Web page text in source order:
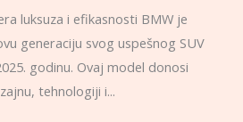
luksuza i efikasnosti BMW je
generaciju svog uspešnog SUV
godinu. Ovaj model donosi
tehnologiji i...